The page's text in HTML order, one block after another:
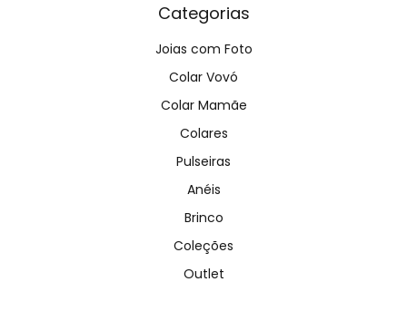
Categorias
Joias com Foto
Colar Vovó
Colar Mamãe
Colares
Pulseiras
Anéis
Brinco
Coleções
Outlet